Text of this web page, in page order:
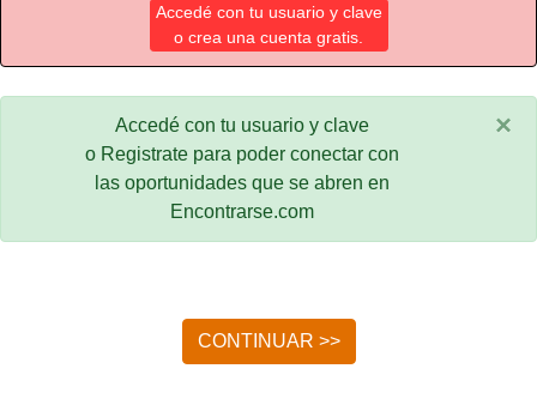
Accedé con tu usuario y clave
o crea una cuenta gratis.
Accedé con tu usuario y clave
o Registrate para poder conectar con
las oportunidades que se abren en
Encontrarse.com
×
CONTINUAR >>